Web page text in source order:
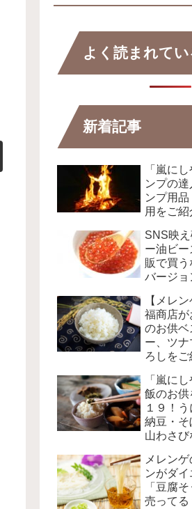
よく読まれて
新着記事
「嵐に
ンプの
ンプ用
用をご紹
SNS映
ー油ビー
販で買
バージョ
【メレ
福商店が
のお供ベ
ー、ツ
ろしをご
「嵐に
飯のお供
１９！
納豆・そ
山わさ
メレン
ンがダ
「豆腐
売ってる